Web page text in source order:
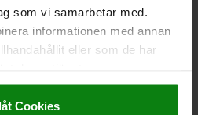
som vi samarbetar med.
informationen med annan
eller som de har
|AGB
Cookies
X=41,5